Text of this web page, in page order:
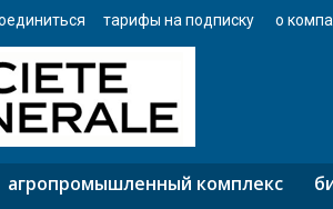
тарифы на подписку о
агропромышленный комплекс